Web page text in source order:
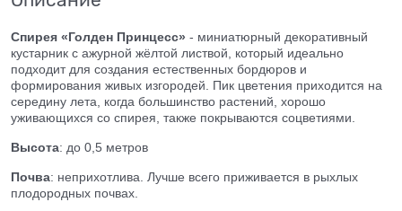
Спирея «Голден Принцесс» - миниатюрный декоративный
кустарник с ажурной жёлтой листвой, который идеально
подходит для создания естественных бордюров и
формирования живых изгородей. Пик цветения приходится на
середину лета, когда большинство растений, хорошо
уживающихся со спирея, также покрываются соцветиями.
Высота: до 0,5 метров
Почва: неприхотлива. Лучше всего приживается в рыхлых
плодородных почвах.